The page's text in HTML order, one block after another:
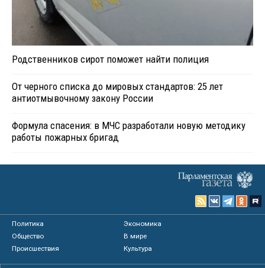
Родственников сирот поможет найти полиция
От черного списка до мировых стандартов: 25 лет
антиотмывочному закону России
Формула спасения: в МЧС разработали новую методику
работы пожарных бригад
Политика
Экономика
Общество
В мире
Происшествия
Культура